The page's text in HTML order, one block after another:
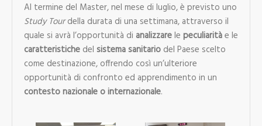
Al termine del Master, nel mese di luglio, è previsto uno
Study Tourdella durata di una settimana, attraverso il
quale si avrà l’opportunità di analizzarele peculiaritàe le
caratteristichedel sistema sanitariodel Paese scelto
come destinazione, offrendo così un’ulteriore
opportunità di confronto ed apprendimento in un
contesto nazionale o internazionale.